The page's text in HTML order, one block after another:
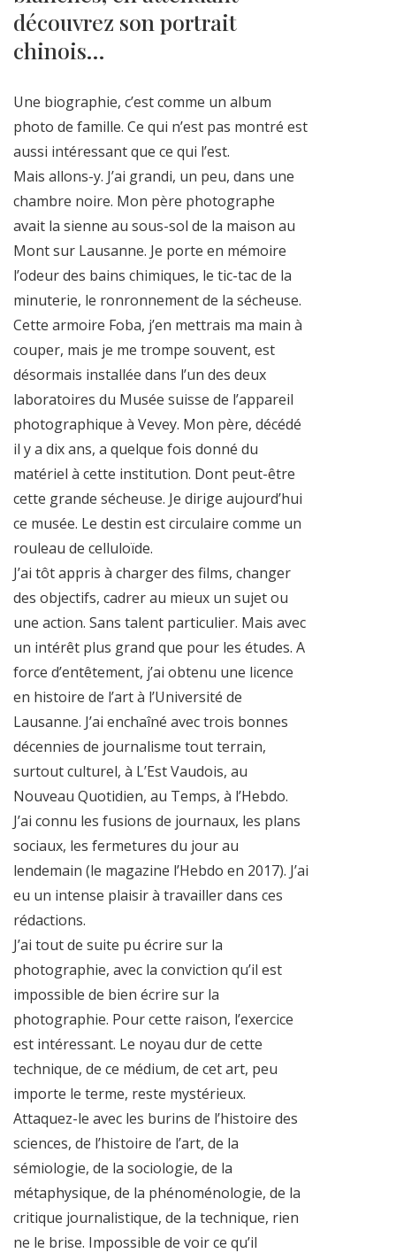
découvrez son portrait
chinois…
Une biographie, c’est comme un album
photo de famille. Ce qui n’est pas montré est
aussi intéressant que ce qui l’est.
Mais allons-y. J’ai grandi, un peu, dans une
chambre noire. Mon père photographe
avait la sienne au sous-sol de la maison au
Mont sur Lausanne. Je porte en mémoire
l’odeur des bains chimiques, le tic-tac de la
minuterie, le ronronnement de la sécheuse.
Cette armoire Foba, j’en mettrais ma main à
couper, mais je me trompe souvent, est
désormais installée dans l’un des deux
laboratoires du Musée suisse de l’appareil
photographique à Vevey. Mon père, décédé
il y a dix ans, a quelque fois donné du
matériel à cette institution. Dont peut-être
cette grande sécheuse. Je dirige aujourd’hui
ce musée. Le destin est circulaire comme un
rouleau de celluloïde.
J’ai tôt appris à charger des films, changer
des objectifs, cadrer au mieux un sujet ou
une action. Sans talent particulier. Mais avec
un intérêt plus grand que pour les études. A
force d’entêtement, j’ai obtenu une licence
en histoire de l’art à l’Université de
Lausanne. J’ai enchaîné avec trois bonnes
décennies de journalisme tout terrain,
surtout culturel, à L’Est Vaudois, au
Nouveau Quotidien, au Temps, à l’Hebdo.
J’ai connu les fusions de journaux, les plans
sociaux, les fermetures du jour au
lendemain (le magazine l’Hebdo en 2017). J’ai
eu un intense plaisir à travailler dans ces
rédactions.
J’ai tout de suite pu écrire sur la
photographie, avec la conviction qu’il est
impossible de bien écrire sur la
photographie. Pour cette raison, l’exercice
est intéressant. Le noyau dur de cette
technique, de ce médium, de cet art, peu
importe le terme, reste mystérieux.
Attaquez-le avec les burins de l’histoire des
sciences, de l’histoire de l’art, de la
sémiologie, de la sociologie, de la
métaphysique, de la phénoménologie, de la
critique journalistique, de la technique, rien
ne le brise. Impossible de voir ce qu’il